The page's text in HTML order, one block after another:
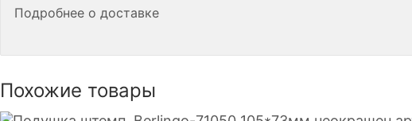
Подробнее о доставке
Похожие товары